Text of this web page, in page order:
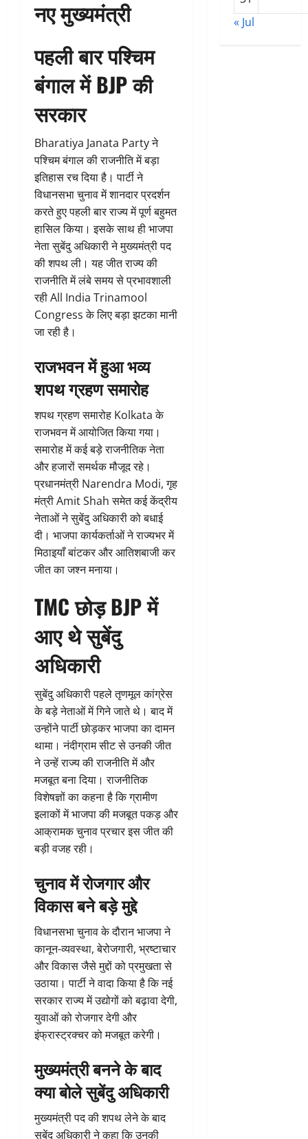
नए मुख्यमंत्री
पहली बार पश्चिम
बंगाल में BJP की
सरकार
Bharatiya Janata Party ने
पश्चिम बंगाल की राजनीति में बड़ा
इतिहास रच दिया है। पार्टी ने
विधानसभा चुनाव में शानदार प्रदर्शन
करते हुए पहली बार राज्य में पूर्ण बहुमत
हासिल किया। इसके साथ ही भाजपा
नेता सुबेंदु अधिकारी ने मुख्यमंत्री पद
की शपथ ली। यह जीत राज्य की
राजनीति में लंबे समय से प्रभावशाली
रही All India Trinamool
Congress के लिए बड़ा झटका मानी
जा रही है।
राजभवन में हुआ भव्य
शपथ ग्रहण समारोह
शपथ ग्रहण समारोह Kolkata के
राजभवन में आयोजित किया गया।
समारोह में कई बड़े राजनीतिक नेता
और हजारों समर्थक मौजूद रहे।
प्रधानमंत्री Narendra Modi, गृह
मंत्री Amit Shah समेत कई केंद्रीय
नेताओं ने सुबेंदु अधिकारी को बधाई
दी। भाजपा कार्यकर्ताओं ने राज्यभर में
मिठाइयाँ बांटकर और आतिशबाजी कर
जीत का जश्न मनाया।
TMC छोड़ BJP में
आए थे सुबेंदु
अधिकारी
सुबेंदु अधिकारी पहले तृणमूल कांग्रेस
के बड़े नेताओं में गिने जाते थे। बाद में
उन्होंने पार्टी छोड़कर भाजपा का दामन
थामा। नंदीग्राम सीट से उनकी जीत
ने उन्हें राज्य की राजनीति में और
मजबूत बना दिया। राजनीतिक
विशेषज्ञों का कहना है कि ग्रामीण
इलाकों में भाजपा की मजबूत पकड़ और
आक्रामक चुनाव प्रचार इस जीत की
बड़ी वजह रही।
चुनाव में रोजगार और
विकास बने बड़े मुद्दे
विधानसभा चुनाव के दौरान भाजपा ने
कानून-व्यवस्था, बेरोजगारी, भ्रष्टाचार
और विकास जैसे मुद्दों को प्रमुखता से
उठाया। पार्टी ने वादा किया है कि नई
सरकार राज्य में उद्योगों को बढ़ावा देगी,
युवाओं को रोजगार देगी और
इंफ्रास्ट्रक्चर को मजबूत करेगी।
मुख्यमंत्री बनने के बाद
क्या बोले सुबेंदु अधिकारी
मुख्यमंत्री पद की शपथ लेने के बाद
सुबेंदु अधिकारी ने कहा कि उनकी
« Jul